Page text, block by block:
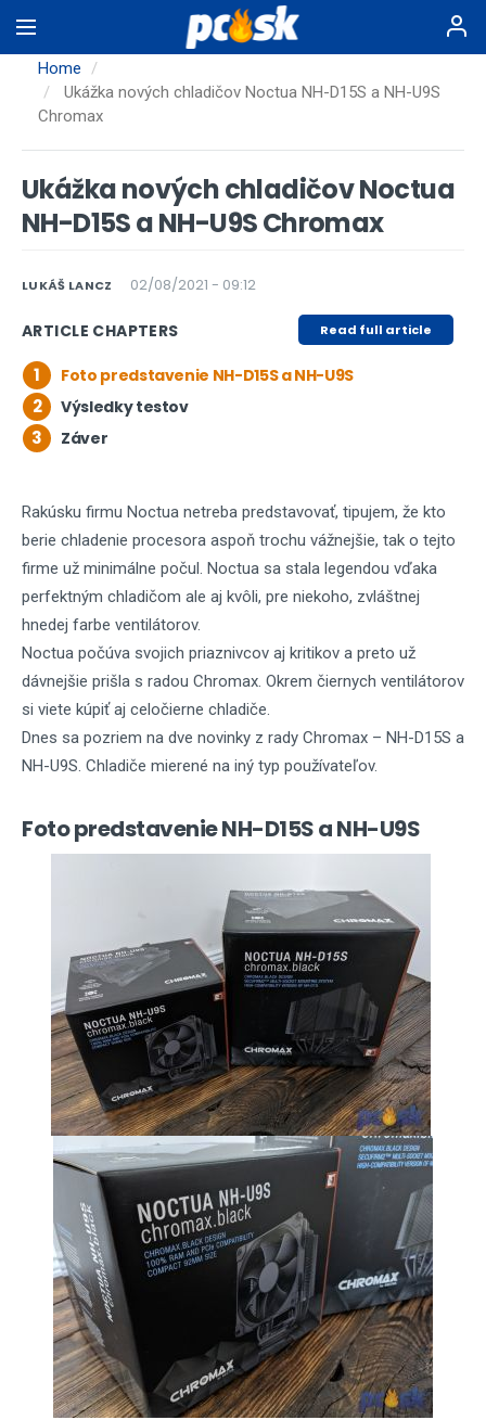
main
content
Home
Ukážka nových chladičov Noctua NH-D15S a NH-U9S
Chromax
Ukážka nových chladičov Noctua
NH-D15S a NH-U9S Chromax
LUKÁŠ LANCZ 02/08/2021 - 09:12
ARTICLE CHAPTERS Read full article
1 Foto predstavenie NH-D15S a NH-U9S
2 Výsledky testov
3 Záver
Rakúsku firmu Noctua netreba predstavovať, tipujem, že kto
berie chladenie procesora aspoň trochu vážnejšie, tak o tejto
firme už minimálne počul. Noctua sa stala legendou vďaka
perfektným chladičom ale aj kvôli, pre niekoho, zvláštnej
hnedej farbe ventilátorov.
Noctua počúva svojich priaznivcov aj kritikov a preto už
dávnejšie prišla s radou Chromax. Okrem čiernych ventilátorov
si viete kúpiť aj celočierne chladiče.
Dnes sa pozriem na dve novinky z rady Chromax – NH-D15S a
NH-U9S. Chladiče mierené na iný typ používateľov.
Foto predstavenie NH-D15S a NH-U9S